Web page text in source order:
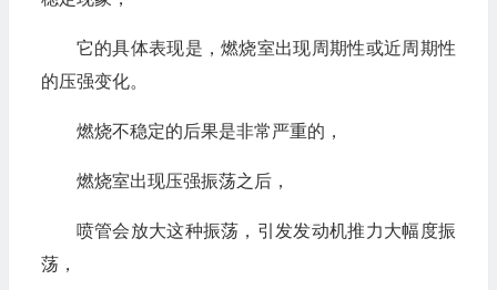
它的具体表现是，燃烧室出现周期性或近周期性
的压强变化。
燃烧不稳定的后果是非常严重的，
燃烧室出现压强振荡之后，
喷管会放大这种振荡，引发发动机推力大幅度振
荡，